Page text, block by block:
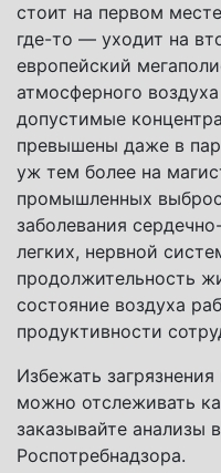
стоит на первом
где-то — уходит на
европейский
атмосферного
допустимые
превышены даже в
уж тем более на
промышленных
заболевания
легких, нервной
продолжительность
состояние воздуха
продуктивности
Избежать
можно отслеживать
заказывайте анализы
Роспотребнадзора.